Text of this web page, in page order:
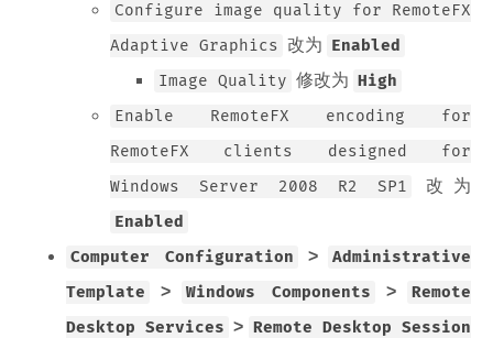
Configure image quality for RemoteFX
Adaptive Graphics 改为 Enabled
Image Quality 修改为 High
Enable RemoteFX encoding for
RemoteFX clients designed for
Windows Server 2008 R2 SP1
改为
Enabled
Computer Configuration
>
Administrative
Template
> Windows Components >
Remote
Desktop Services > Remote Desktop Session